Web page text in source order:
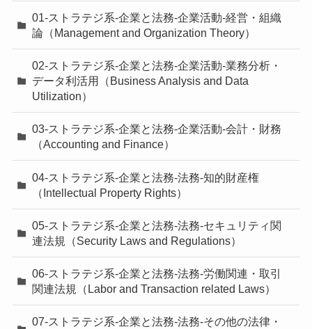
01-ストラテジ系-企業と法務-企業活動-経営・組織
論（Management and Organization Theory）
02-ストラテジ系-企業と法務-企業活動-業務分析・
データ利活用（Business Analysis and Data
Utilization）
03-ストラテジ系-企業と法務-企業活動-会計・財務
（Accounting and Finance）
04-ストラテジ系-企業と法務-法務-知的財産権
（Intellectual Property Rights）
05-ストラテジ系-企業と法務-法務-セキュリティ関
連法規（Security Laws and Regulations）
06-ストラテジ系-企業と法務-法務-労働関連・取引
関連法規（Labor and Transaction related Laws）
07-ストラテジ系-企業と法務-法務-その他の法律・